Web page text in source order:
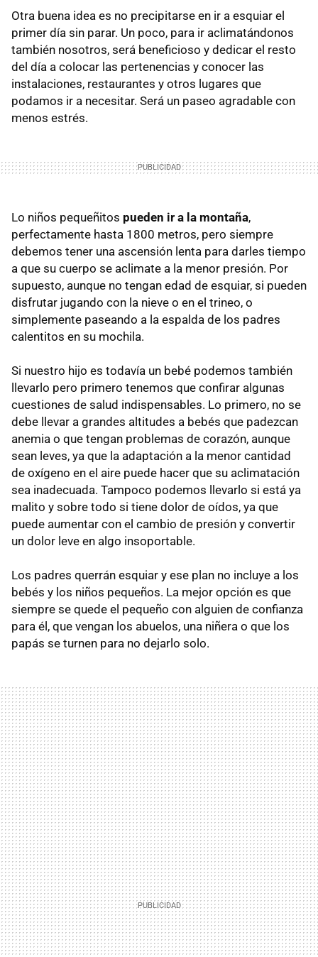
Otra buena idea es no precipitarse en ir a esquiar el
primer día sin parar. Un poco, para ir aclimatándonos
también nosotros, será beneficioso y dedicar el resto
del día a colocar las pertenencias y conocer las
instalaciones, restaurantes y otros lugares que
podamos ir a necesitar. Será un paseo agradable con
menos estrés.
Lo niños pequeñitos pueden ir a la montaña,
perfectamente hasta 1800 metros, pero siempre
debemos tener una ascensión lenta para darles tiempo
a que su cuerpo se aclimate a la menor presión. Por
supuesto, aunque no tengan edad de esquiar, si pueden
disfrutar jugando con la nieve o en el trineo, o
simplemente paseando a la espalda de los padres
calentitos en su mochila.
Si nuestro hijo es todavía un bebé podemos también
llevarlo pero primero tenemos que confirar algunas
cuestiones de salud indispensables. Lo primero, no se
debe llevar a grandes altitudes a bebés que padezcan
anemia o que tengan problemas de corazón, aunque
sean leves, ya que la adaptación a la menor cantidad
de oxígeno en el aire puede hacer que su aclimatación
sea inadecuada. Tampoco podemos llevarlo si está ya
malito y sobre todo si tiene dolor de oídos, ya que
puede aumentar con el cambio de presión y convertir
un dolor leve en algo insoportable.
Los padres querrán esquiar y ese plan no incluye a los
bebés y los niños pequeños. La mejor opción es que
siempre se quede el pequeño con alguien de confianza
para él, que vengan los abuelos, una niñera o que los
papás se turnen para no dejarlo solo.